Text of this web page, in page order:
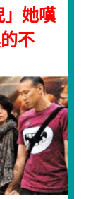
」她嘆
不